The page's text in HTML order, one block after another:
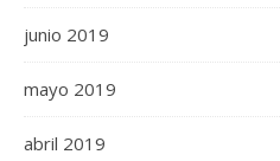
junio 2019
mayo 2019
abril 2019